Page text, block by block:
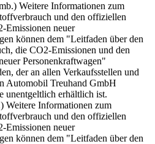
Weitere Informationen zum
und den offiziellen
Emissionen neuer
können dem "Leitfaden über den
die CO2-Emissionen und den
Personenkraftwagen"
der an allen Verkaufsstellen und
Automobil Treuhand GmbH
unentgeltlich erhältlich ist.
Weitere Informationen zum
und den offiziellen
Emissionen neuer
können dem "Leitfaden über den